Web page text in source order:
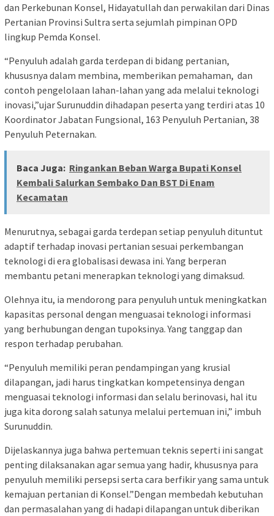
dan Perkebunan Konsel, Hidayatullah dan perwakilan dari Dinas
Pertanian Provinsi Sultra serta sejumlah pimpinan OPD
lingkup Pemda Konsel.
“Penyuluh adalah garda terdepan di bidang pertanian,
khususnya dalam membina, memberikan pemahaman, dan
contoh pengelolaan lahan-lahan yang ada melalui teknologi
inovasi,”ujar Surunuddin dihadapan peserta yang terdiri atas 10
Koordinator Jabatan Fungsional, 163 Penyuluh Pertanian, 38
Penyuluh Peternakan.
Baca Juga: Ringankan Beban Warga Bupati Konsel
Kembali Salurkan Sembako Dan BST Di Enam
Kecamatan
Menurutnya, sebagai garda terdepan setiap penyuluh dituntut
adaptif terhadap inovasi pertanian sesuai perkembangan
teknologi di era globalisasi dewasa ini. Yang berperan
membantu petani menerapkan teknologi yang dimaksud.
Olehnya itu, ia mendorong para penyuluh untuk meningkatkan
kapasitas personal dengan menguasai teknologi informasi
yang berhubungan dengan tupoksinya. Yang tanggap dan
respon terhadap perubahan.
“Penyuluh memiliki peran pendampingan yang krusial
dilapangan, jadi harus tingkatkan kompetensinya dengan
menguasai teknologi informasi dan selalu berinovasi, hal itu
juga kita dorong salah satunya melalui pertemuan ini,” imbuh
Surunuddin.
Dijelaskannya juga bahwa pertemuan teknis seperti ini sangat
penting dilaksanakan agar semua yang hadir, khususnya para
penyuluh memiliki persepsi serta cara berfikir yang sama untuk
kemajuan pertanian di Konsel.”Dengan membedah kebutuhan
dan permasalahan yang di hadapi dilapangan untuk diberikan